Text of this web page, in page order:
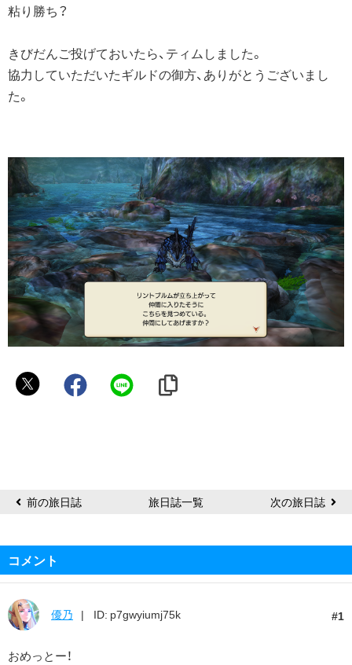
粘り勝ち？
きびだんご投げておいたら、ティムしました。
協力していただいたギルドの御方、ありがとうございまし
た。
な
前の旅日誌 旅日誌一覧 次の旅日誌
コメント
1
優乃 ID: p7gwyiumj75k
おめっとー！